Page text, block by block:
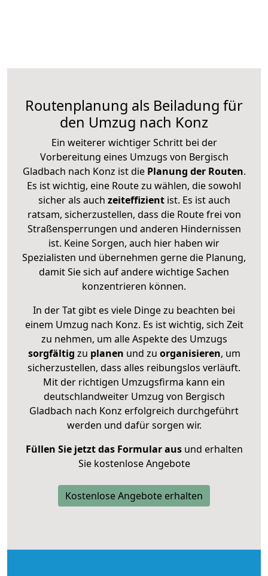
Routenplanung als Beiladung für
den Umzug nach Konz
Ein weiterer wichtiger Schritt bei der
Vorbereitung eines Umzugs von Bergisch
Gladbach nach Konz ist diePlanung der Routen.
Es ist wichtig, eine Route zu wählen, die sowohl
sicher als auch zeiteffizientist. Es ist auch
ratsam, sicherzustellen, dass die Route frei von
Straßensperrungen und anderen Hindernissen
ist. Keine Sorgen, auch hier haben wir
Spezialisten und übernehmen gerne die Planung,
damit Sie sich auf andere wichtige Sachen
konzentrieren können.
In der Tat gibt es viele Dinge zu beachten bei
einem Umzug nach Konz. Es ist wichtig, sich Zeit
zu nehmen, um alle Aspekte des Umzugs
sorgfältig zu planen und zu organisieren, um
sicherzustellen, dass alles reibungslos verläuft.
Mit der richtigen Umzugsfirma kann ein
deutschlandweiter Umzug von Bergisch
Gladbach nach Konz erfolgreich durchgeführt
werden und dafür sorgen wir.
Füllen Sie jetzt das Formular ausund erhalten
Sie kostenlose Angebote
Kostenlose Angebote erhalten